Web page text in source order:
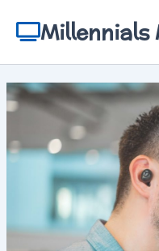
contenuMillennials